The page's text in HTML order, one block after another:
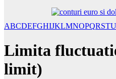
ABCDEFGHIJKLMNOPQRSTU
Limita
limit)